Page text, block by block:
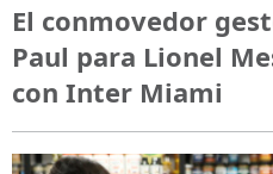
El conmovedor
Paul para Lionel
con Inter Miami